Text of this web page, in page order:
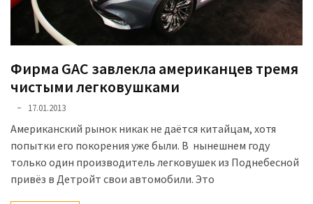
Фирма GAC завлекла американцев тремя
чистыми легковушками
17.01.2013
Американский рынок никак не даётся китайцам, хотя
попытки его покорения уже были. В нынешнем году
только один производитель легковушек из Поднебесной
привёз в Детройт свои автомобили. Это